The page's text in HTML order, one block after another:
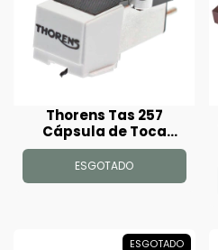
Thorens Tas 257
Cápsula de Toca
Discos
ESGOTADO
ESGOTADO